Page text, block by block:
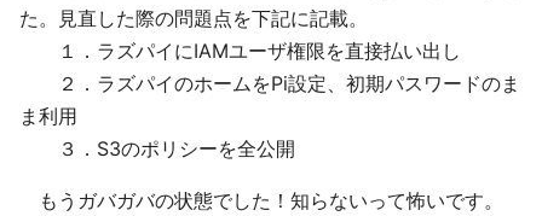
た。見直した際の問題点を下記に記載。
１．ラズパイにIAMユーザ権限を直接払い出し
２．ラズパイのホームをPi設定、初期パスワードのま
ま利用
３．S3のポリシーを全公開
もうガバガバの状態でした！知らないって怖いです。